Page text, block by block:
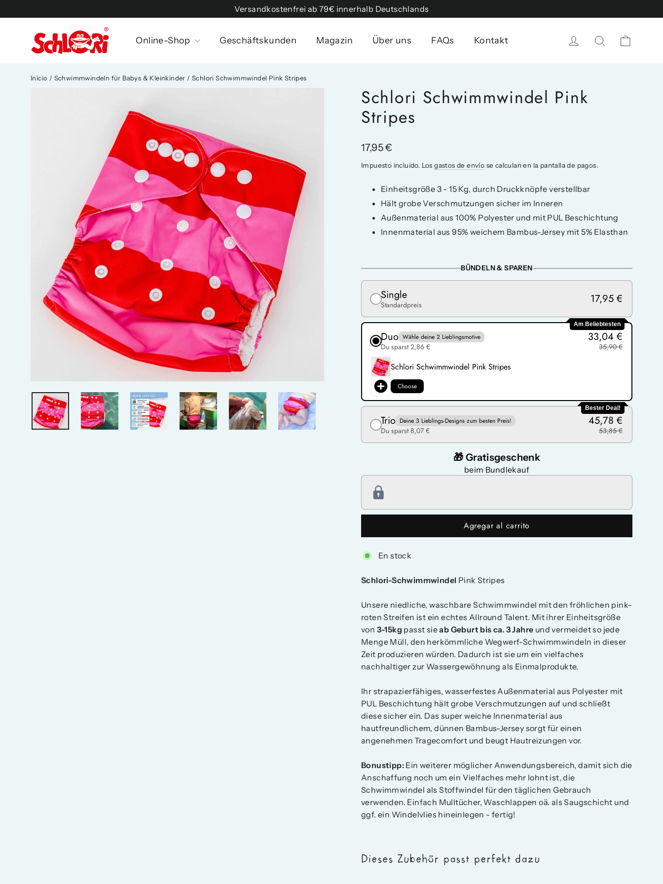
directamente
contenido
Versandkostenfrei ab 79€ innerhalb Deutschlands
Online-Shop Geschäftskunden Magazin Über uns FAQs Kontakt IngresarBuscar
Inicio / Schwimmwindeln für Babys & Kleinkinder / Schlori Schwimmwindel Pink Stripes
Schlori Schwimmwindel Pink
Stripes
Precio
17,95 €
Impuesto incluido. Losgastos de envío se calculan en la pantalla de pagos.
Einheitsgröße 3 - 15 Kg, durch Druckknöpfe verstellbar
Hält grobe Verschmutzungen sicher im Inneren
Außenmaterial aus 100% Polyester und mit PUL Beschichtung
Innenmaterial aus 95% weichem Bambus-Jersey mit 5% Elasthan
BÜNDELN & SPAREN
Single
Standardpreis 17,95 €
Am Beliebtesten
Duo Wähle deine 2 Lieblingsmotive
Du sparst 2,86 €
33,04 €
35,90 €
Schlori Schwimmwindel Pink Stripes
Choose
Bester Deal!
Trio Deine 3 Lieblings-Designs zum besten Preis!
Du sparst 8,07 €
45,78 €
53,85 €
🎁 Gratisgeschenk
beim Bundlekauf
Agregar al carrito
En stock
Schlori-Schwimmwindel Pink Stripes
Unsere niedliche, waschbare Schwimmwindel mit den fröhlichen pink-
roten Streifen ist ein echtes Allround Talent. Mit ihrer Einheitsgröße
von 3-15kg passt sieab Geburt bis ca. 3 Jahre und vermeidet so jede
Menge Müll, den herkömmliche Wegwerf-Schwimmwindeln in dieser
Zeit produzieren würden. Dadurch ist sie um ein vielfaches
nachhaltiger zur Wassergewöhnung als Einmalprodukte.
Ihr strapazierfähiges, wasserfestes Außenmaterial aus Polyester mit
PUL Beschichtung hält grobe Verschmutzungen auf und schließt
diese sicher ein. Das super weiche Innenmaterial aus
hautfreundlichem, dünnen Bambus-Jersey sorgt für einen
angenehmen Tragecomfort und beugt Hautreizungen vor.
Bonustipp: Ein weiterer möglicher Anwendungsbereich, damit sich die
Anschaffung noch um ein Vielfaches mehr lohnt ist, die
Schwimmwindel als Stoffwindel für den täglichen Gebrauch
verwenden. Einfach Mulltücher, Waschlappen oä. als Saugschicht und
ggf. ein Windelvlies hineinlegen - fertig!
Dieses Zubehör passt perfekt dazu